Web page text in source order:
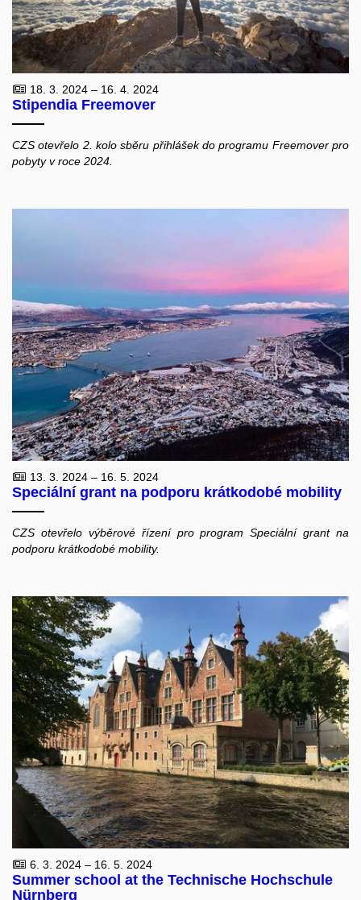
18. 3. 2024 – 16. 4. 2024
Stipendia Freemover
CZS otevřelo 2. kolo sběru přihlášek do programu Freemover pro
pobyty v roce 2024.
13. 3. 2024 – 16. 5. 2024
Speciální grant na podporu krátkodobé mobility
CZS otevřelo výběrové řízení pro program Speciální grant na
podporu krátkodobé mobility.
6. 3. 2024 – 16. 5. 2024
Summer school at the Technische Hochschule
Nürnberg